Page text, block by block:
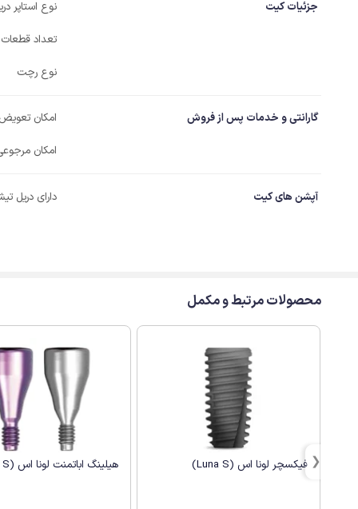
جزئیات کیت نوع استاپر
تعداد
نوع رچت
گارانتی و خدمات پس از فروش امکان
امکان
آپشن های کیت دارای دریل
محصولات مرتبط و مکمل
فیکسچر لونا اس (Luna S) هیلینگ اباتمنت لونا اس (Luna S)